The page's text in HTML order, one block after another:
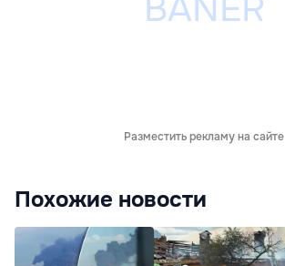
Разместить рекламу на сайте
Похожие новости